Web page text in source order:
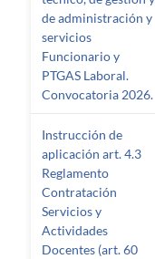
de administración y
servicios
Funcionario y
PTGAS Laboral.
Convocatoria 2026.
Instrucción de
aplicación art. 4.3
Reglamento
Contratación
Servicios y
Actividades
Docentes (art. 60